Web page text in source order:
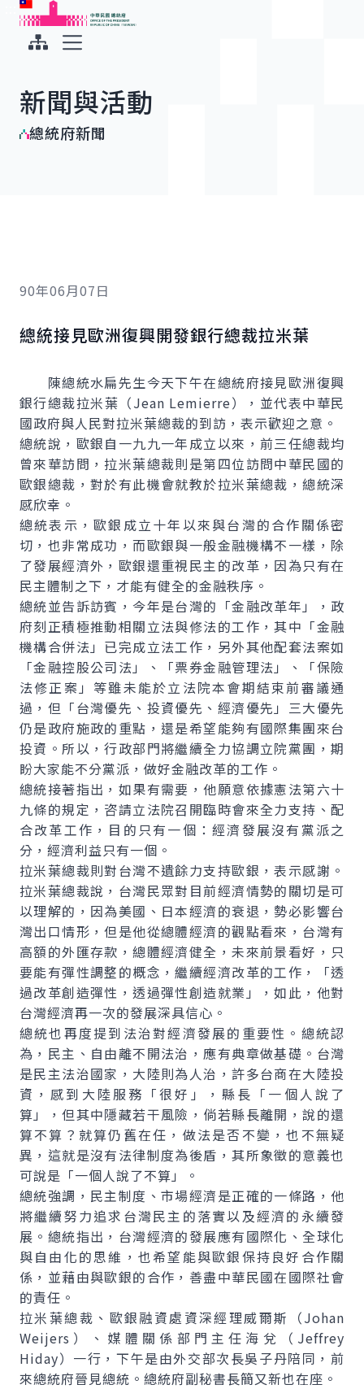
跳到主要內容
中華民國總統府
新聞與活動
總統府新聞
90年06月07日
總統接見歐洲復興開發銀行總裁拉米葉
陳總統水扁先生今天下午在總統府接見歐洲復興
銀行總裁拉米葉（Jean Lemierre），並代表中華民
國政府與人民對拉米葉總裁的到訪，表示歡迎之意。
總統說，歐銀自一九九一年成立以來，前三任總裁均
曾來華訪問，拉米葉總裁則是第四位訪問中華民國的
歐銀總裁，對於有此機會就教於拉米葉總裁，總統深
感欣幸。
總統表示，歐銀成立十年以來與台灣的合作關係密
切，也非常成功，而歐銀與一般金融機構不一樣，除
了發展經濟外，歐銀還重視民主的改革，因為只有在
民主體制之下，才能有健全的金融秩序。
總統並告訴訪賓，今年是台灣的「金融改革年」，政
府刻正積極推動相關立法與修法的工作，其中「金融
機構合併法」已完成立法工作，另外其他配套法案如
「金融控股公司法」、「票券金融管理法」、「保險
法修正案」等雖未能於立法院本會期結束前審議通
過，但「台灣優先、投資優先、經濟優先」三大優先
仍是政府施政的重點，還是希望能夠有國際集團來台
投資。所以，行政部門將繼續全力協調立院黨團，期
盼大家能不分黨派，做好金融改革的工作。
總統接著指出，如果有需要，他願意依據憲法第六十
九條的規定，咨請立法院召開臨時會來全力支持、配
合改革工作，目的只有一個：經濟發展沒有黨派之
分，經濟利益只有一個。
拉米葉總裁則對台灣不遺餘力支持歐銀，表示感謝。
拉米葉總裁說，台灣民眾對目前經濟情勢的關切是可
以理解的，因為美國、日本經濟的衰退，勢必影響台
灣出口情形，但是他從總體經濟的觀點看來，台灣有
高額的外匯存款，總體經濟健全，未來前景看好，只
要能有彈性調整的概念，繼續經濟改革的工作，「透
過改革創造彈性，透過彈性創造就業」，如此，他對
台灣經濟再一次的發展深具信心。
總統也再度提到法治對經濟發展的重要性。總統認
為，民主、自由離不開法治，應有典章做基礎。台灣
是民主法治國家，大陸則為人治，許多台商在大陸投
資，感到大陸服務「很好」，縣長「一個人說了
算」，但其中隱藏若干風險，倘若縣長離開，說的還
算不算？就算仍舊在任，做法是否不變，也不無疑
異，這就是沒有法律制度為後盾，其所象徵的意義也
可說是「一個人說了不算」。
總統強調，民主制度、市場經濟是正確的一條路，他
將繼續努力追求台灣民主的落實以及經濟的永續發
展。總統指出，台灣經濟的發展應有國際化、全球化
與自由化的思維，也希望能與歐銀保持良好合作關
係，並藉由與歐銀的合作，善盡中華民國在國際社會
的責任。
拉米葉總裁、歐銀融資處資深經理威爾斯（Johan
Weijers）、媒體關係部門主任海兌（Jeffrey
Hiday）一行，下午是由外交部次長吳子丹陪同，前
來總統府晉見總統。總統府副秘書長簡又新也在座。